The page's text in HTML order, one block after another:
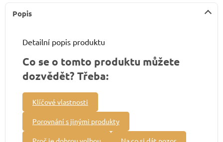
Popis
Detailní popis produktu
Co se o tomto produktu můžete
dozvědět? Třeba:
Klíčové vlastnosti
Porovnání s jinými produkty